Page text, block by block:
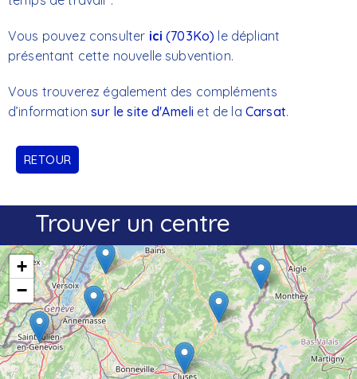
Vous pouvez consulter ici (703Ko) le dépliant
présentant cette nouvelle subvention.
Vous trouverez également des compléments
d’informationsur le site d'Ameli et de la Carsat.
RETOUR
Trouver un centre
+
−